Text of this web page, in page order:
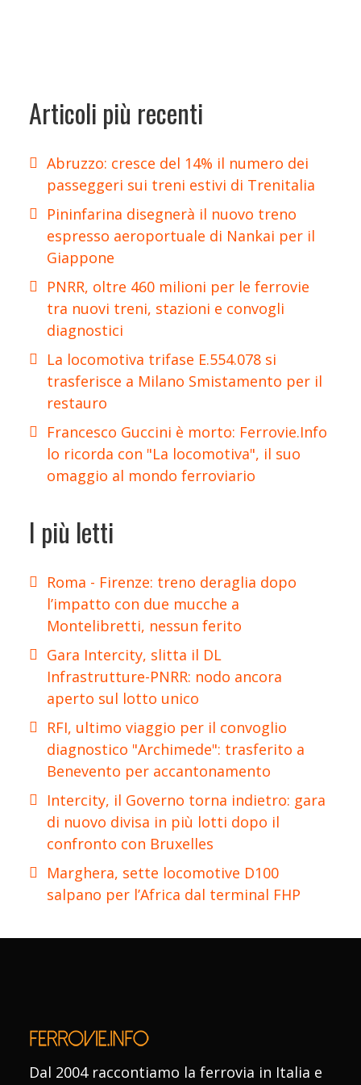
Articoli più recenti
Abruzzo: cresce del 14% il numero dei
passeggeri sui treni estivi di Trenitalia
Pininfarina disegnerà il nuovo treno
espresso aeroportuale di Nankai per il
Giappone
PNRR, oltre 460 milioni per le ferrovie
tra nuovi treni, stazioni e convogli
diagnostici
La locomotiva trifase E.554.078 si
trasferisce a Milano Smistamento per il
restauro
Francesco Guccini è morto: Ferrovie.Info
lo ricorda con "La locomotiva", il suo
omaggio al mondo ferroviario
I più letti
Roma - Firenze: treno deraglia dopo
l’impatto con due mucche a
Montelibretti, nessun ferito
Gara Intercity, slitta il DL
Infrastrutture-PNRR: nodo ancora
aperto sul lotto unico
RFI, ultimo viaggio per il convoglio
diagnostico "Archimede": trasferito a
Benevento per accantonamento
Intercity, il Governo torna indietro: gara
di nuovo divisa in più lotti dopo il
confronto con Bruxelles
Marghera, sette locomotive D100
salpano per l’Africa dal terminal FHP
Dal 2004 raccontiamo la ferrovia in Italia e